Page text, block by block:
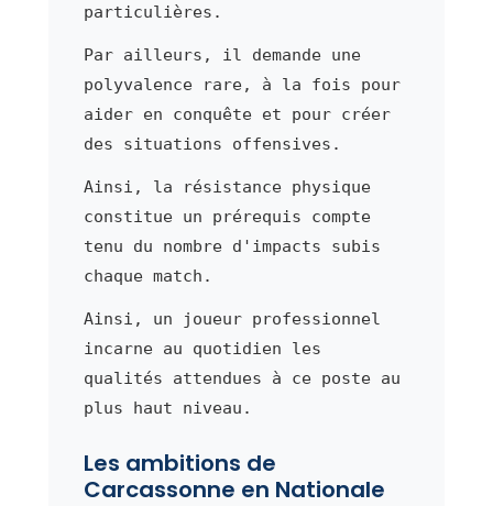
particulières.
Par ailleurs, il demande une
polyvalence rare, à la fois pour
aider en conquête et pour créer
des situations offensives.
Ainsi, la résistance physique
constitue un prérequis compte
tenu du nombre d'impacts subis
chaque match.
Ainsi, un joueur professionnel
incarne au quotidien les
qualités attendues à ce poste au
plus haut niveau.
Les ambitions de
Carcassonne en Nationale